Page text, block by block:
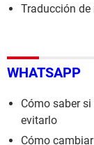
Traducción de
WHATSAPP
Cómo saber
evitarlo
Cómo